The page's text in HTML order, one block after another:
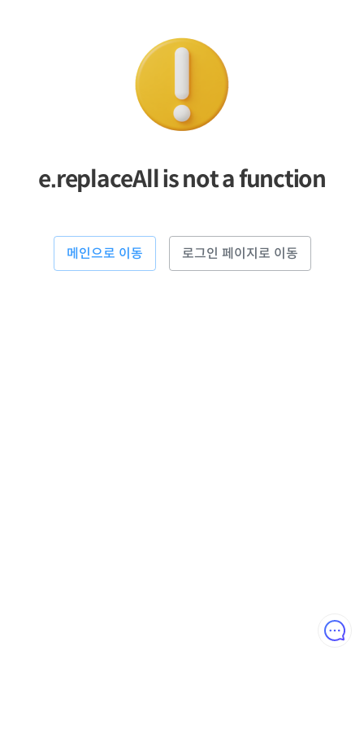
e.replaceAll is not a function
메인으로 이동 로그인 페이지로 이동